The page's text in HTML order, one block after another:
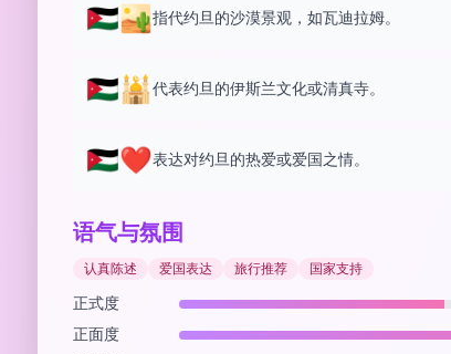
🇯🇴🏜️指代约旦的沙漠景观，如瓦迪拉姆。
🇯🇴🕌代表约旦的伊斯兰文化或清真寺。
🇯🇴❤️表达对约旦的热爱或爱国之情。
语气与氛围
认真陈述 爱国表达 旅行推荐 国家支持
正式度
正面度